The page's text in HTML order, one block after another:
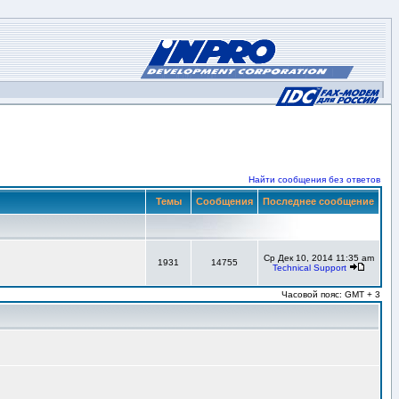
Найти сообщения без ответов
Темы Сообщения Последнее сообщение
1931 14755
Ср Дек 10, 2014 11:35 am
Technical Support
Часовой пояс: GMT + 3